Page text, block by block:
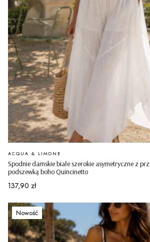
Spodnie damskie białe szerokie asymetryczne z
podszewką boho Quincinetto
PRODUCENT
ACQUA & LIMONE
Cena
137,90 zł
Nowość